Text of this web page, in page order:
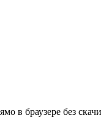
браузере без